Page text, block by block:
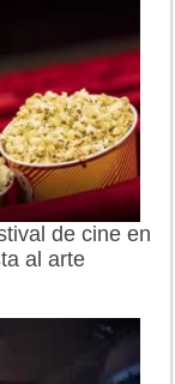
de cine en
al arte